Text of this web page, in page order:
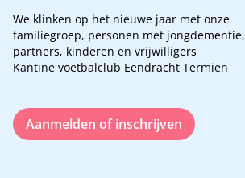
We klinken op het nieuwe jaar met onze
familiegroep, personen met jongdementie,
partners, kinderen en vrijwilligers
Kantine voetbalclub Eendracht Termien
Aanmelden of inschrijven